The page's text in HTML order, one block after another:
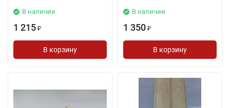
В наличии
1 215 ₽
В корзину
В наличии
1 350 ₽
В корзину